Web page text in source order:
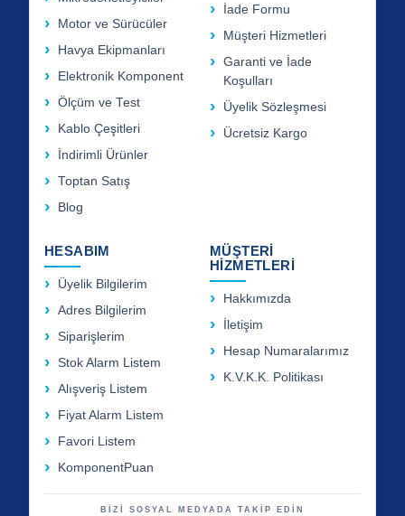
Motor ve Sürücüler
Havya Ekipmanları
Elektronik Komponent
Ölçüm ve Test
Kablo Çeşitleri
İndirimli Ürünler
Toptan Satış
Blog
İade Formu
Müşteri Hizmetleri
Garanti ve İade
Koşulları
Üyelik Sözleşmesi
Ücretsiz Kargo
HESABIM
Üyelik Bilgilerim
Adres Bilgilerim
Siparişlerim
Stok Alarm Listem
Alışveriş Listem
Fiyat Alarm Listem
Favori Listem
KomponentPuan
MÜŞTERİ
HİZMETLERİ
Hakkımızda
İletişim
Hesap Numaralarımız
K.V.K.K. Politikası
BİZİ SOSYAL MEDYADA TAKİP EDİN